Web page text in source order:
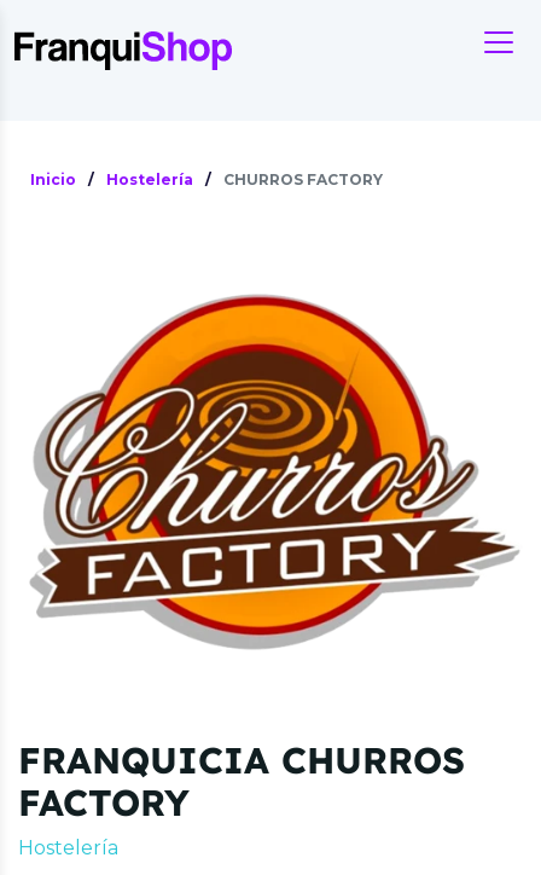
Inicio / Hostelería / CHURROS FACTORY
FRANQUICIA CHURROS
FACTORY
Hostelería